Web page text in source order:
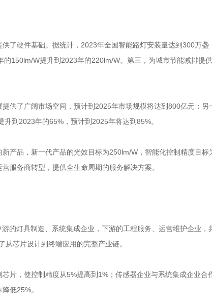
了硬件基础。据统计，2023年全国智能路灯安装量达到300万盏
150lm/W提升到2023年的220lm/W。第三，为城市节能减排提
供了广阔市场空间，预计到2025年市场规模将达到800亿元；另
到2023年的65%，预计到2025年将达到85%。
产品，新一代产品的光效目标为250lm/W，智能化控制精度目标
服务商转型，提供全生命周期的服务解决方案。
的灯具制造、系统集成企业，下游的工程服务、运营维护企业，
芯片设计到终端应用的完整产业链。
片，使控制精度从5%提高到1%；传感器企业与系统集成企业合
低25%。